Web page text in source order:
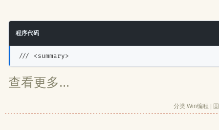
程序代码
/// <summary>
查看更多...
分类:Win编程